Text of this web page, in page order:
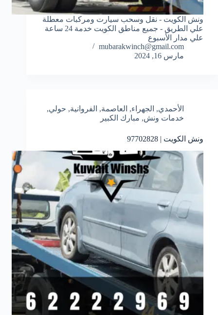
ونش الكويت - نقل وسحب سيارت ومركبات معطلة
علي الطريق - جميع مناطق الكويت خدمة 24 ساعة
علي مدار الأسبوع
mubarakwinch@gmail.com
مارس 16, 2024
الأحمدي, الجهراء, العاصمة, الفروانية, حولي,
خدمات ونش, مبارك الكبير
ونش الكويت | 97702828